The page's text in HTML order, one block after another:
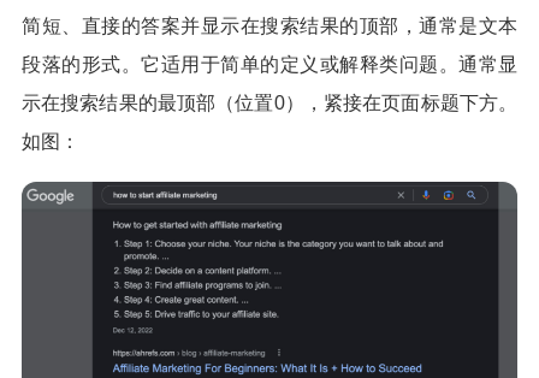
简短、直接的答案并显示在搜索结果的顶部，通常是文本
段落的形式。它适用于简单的定义或解释类问题。通常显
示在搜索结果的最顶部（位置0），紧接在页面标题下方。
如图：